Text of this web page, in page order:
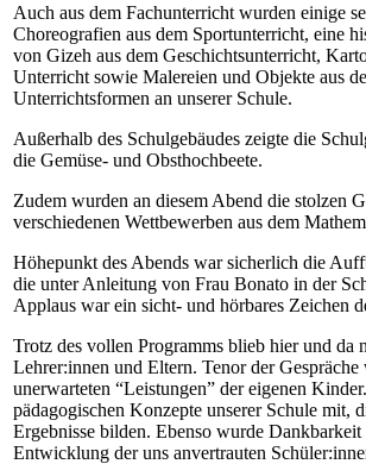
Auch aus dem Fachunterricht wurden einige
Choreografien aus dem Sportunterricht, eine
von Gizeh aus dem Geschichtsunterricht,
Unterricht sowie Malereien und Objekte aus
Unterrichtsformen an unserer Schule.
Außerhalb des Schulgebäudes zeigte die
die Gemüse- und Obsthochbeete.
Zudem wurden an diesem Abend die stolzen
verschiedenen Wettbewerben aus dem
Höhepunkt des Abends war sicherlich die
die unter Anleitung von Frau Bonato in der
Applaus war ein sicht- und hörbares Zeichen
Trotz des vollen Programms blieb hier und da
Lehrer:innen und Eltern. Tenor der
unerwarteten “Leistungen” der eigenen
pädagogischen Konzepte unserer Schule mit,
Ergebnisse bilden. Ebenso wurde
Entwicklung der uns anvertrauten